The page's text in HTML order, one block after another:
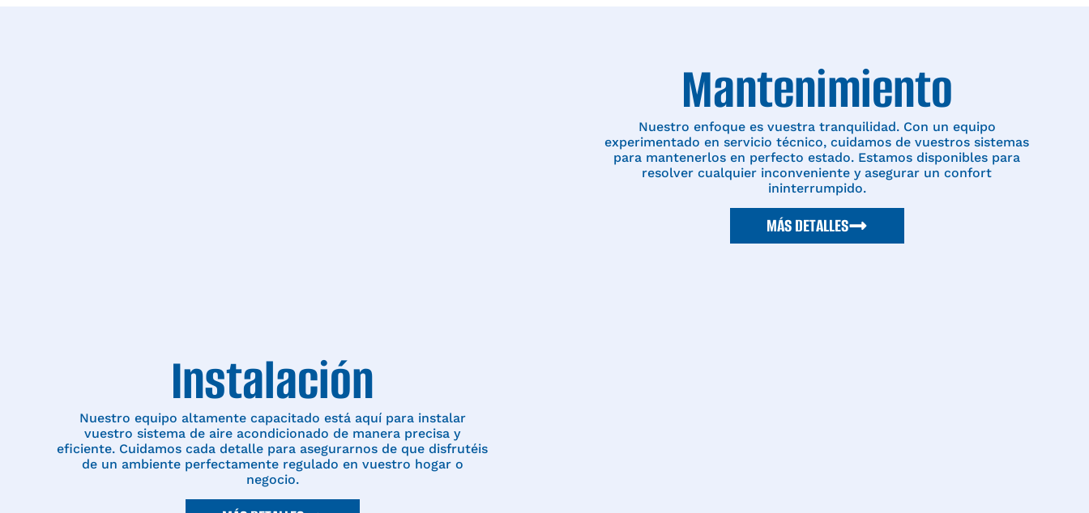
Mantenimiento
Nuestro enfoque es vuestra tranquilidad. Con un equipo
experimentado en servicio técnico, cuidamos de vuestros sistemas
para mantenerlos en perfecto estado. Estamos disponibles para
resolver cualquier inconveniente y asegurar un confort
ininterrumpido.
MÁS DETALLES
Instalación
Nuestro equipo altamente capacitado está aquí para instalar
vuestro sistema de aire acondicionado de manera precisa y
eficiente. Cuidamos cada detalle para asegurarnos de que disfrutéis
de un ambiente perfectamente regulado en vuestro hogar o
negocio.